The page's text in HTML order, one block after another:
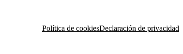
Política de cookiesDeclaración de privacidad